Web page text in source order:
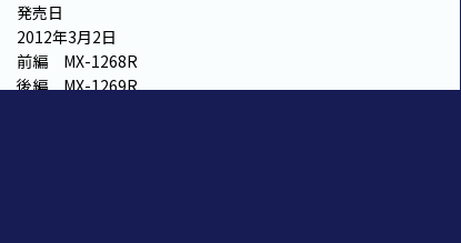
発売日
2012年3月2日
前編 MX-1268R
後編 MX-1269R